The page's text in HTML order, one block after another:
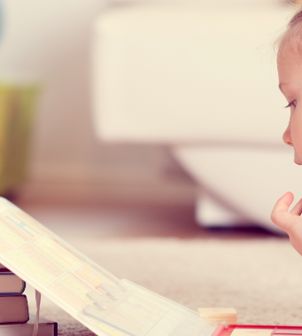
Enter your email address
Language preference
Serbian
English